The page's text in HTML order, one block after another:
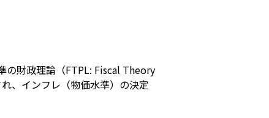
の財政理論（FTPL: Fiscal Theory
、インフレ（物価水準）の決定